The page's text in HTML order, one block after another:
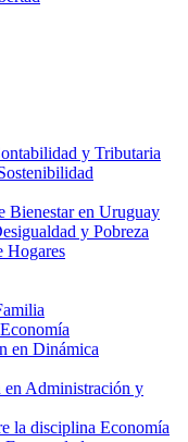
y Tributaria
Bienestar en Uruguay
y Pobreza
Hogares
en Dinámica
en Administración y
la disciplina Economía